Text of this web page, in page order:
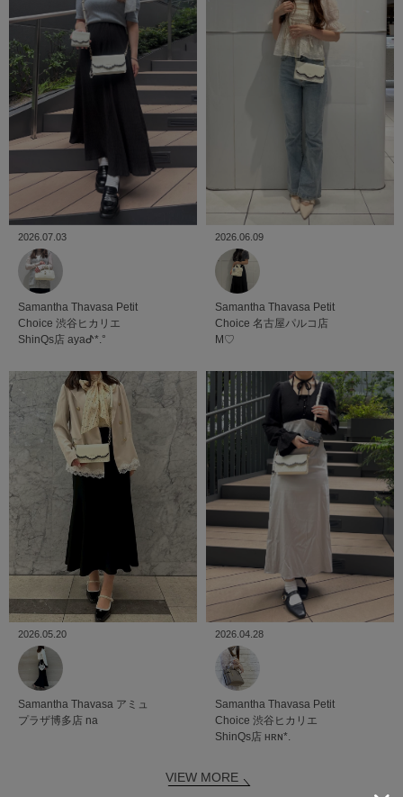
2026.07.03
Samantha Thavasa Petit
Choice 渋谷ヒカリエ
ShinQs店 ayaᕷ*.°
2026.06.09
Samantha Thavasa Petit
Choice 名古屋パルコ店
M♡
2026.05.20
Samantha Thavasa アミュ
プラザ博多店 na
2026.04.28
Samantha Thavasa Petit
Choice 渋谷ヒカリエ
ShinQs店 ʜʀɴ*.
VIEW MORE